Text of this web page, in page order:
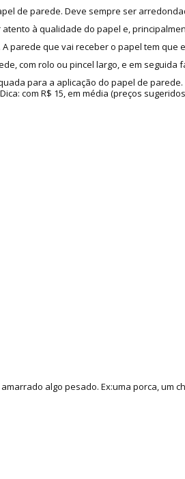
de parede. Deve sempre ser
à qualidade do papel e,
parede que vai receber o papel tem
com rolo ou pincel largo, e em seguida
para a aplicação do papel de
com R$ 15, em média (preços
algo pesado. Ex:uma porca, um